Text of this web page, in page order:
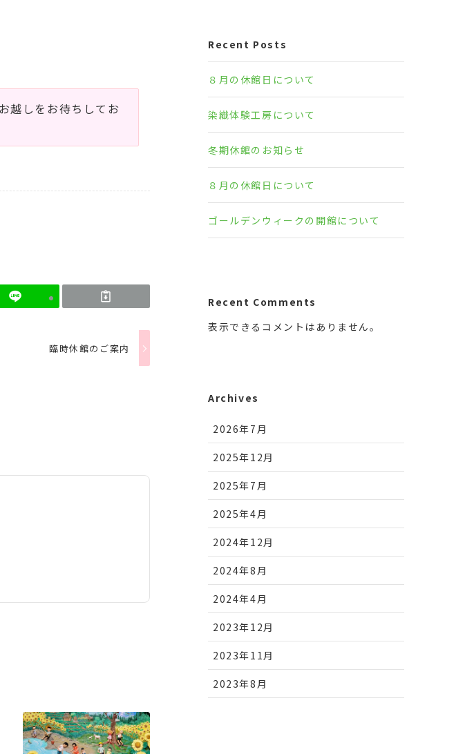
越しをお待ちしてお
臨時休館のご案内
Recent Posts
８月の休館日について
染織体験工房について
冬期休館のお知らせ
８月の休館日について
ゴールデンウィークの開館について
Recent Comments
表示できるコメントはありません。
Archives
2026年7月
2025年12月
2025年7月
2025年4月
2024年12月
2024年8月
2024年4月
2023年12月
2023年11月
2023年8月